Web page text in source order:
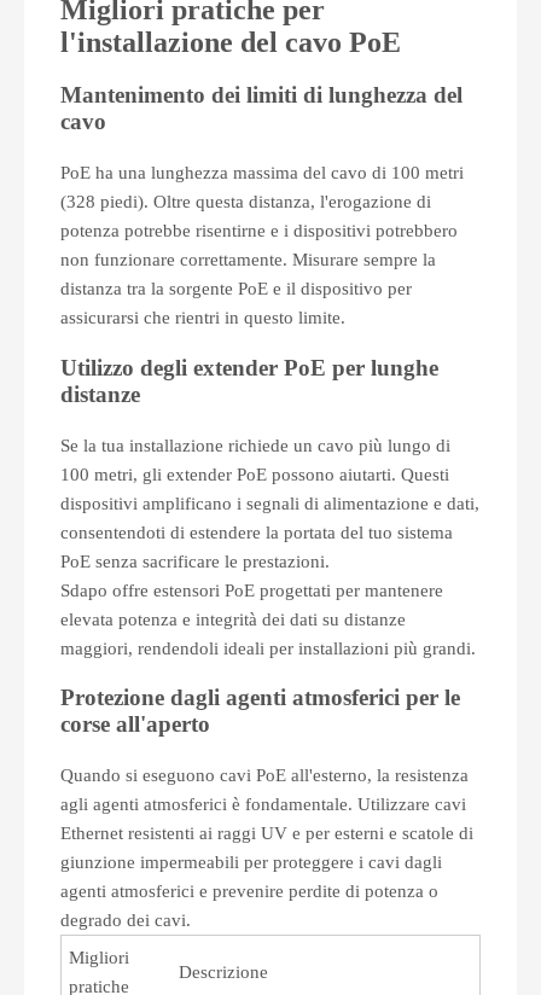
Migliori pratiche per
l'installazione del cavo PoE
Mantenimento dei limiti di lunghezza del
cavo
PoE ha una lunghezza massima del cavo di 100 metri
(328 piedi). Oltre questa distanza, l'erogazione di
potenza potrebbe risentirne e i dispositivi potrebbero
non funzionare correttamente. Misurare sempre la
distanza tra la sorgente PoE e il dispositivo per
assicurarsi che rientri in questo limite.
Utilizzo degli extender PoE per lunghe
distanze
Se la tua installazione richiede un cavo più lungo di
100 metri, gli extender PoE possono aiutarti. Questi
dispositivi amplificano i segnali di alimentazione e dati,
consentendoti di estendere la portata del tuo sistema
PoE senza sacrificare le prestazioni.
Sdapo offre estensori PoE progettati per mantenere
elevata potenza e integrità dei dati su distanze
maggiori, rendendoli ideali per installazioni più grandi.
Protezione dagli agenti atmosferici per le
corse all'aperto
Quando si eseguono cavi PoE all'esterno, la resistenza
agli agenti atmosferici è fondamentale. Utilizzare cavi
Ethernet resistenti ai raggi UV e per esterni e scatole di
giunzione impermeabili per proteggere i cavi dagli
agenti atmosferici e prevenire perdite di potenza o
degrado dei cavi.
Migliori
pratiche
Descrizione